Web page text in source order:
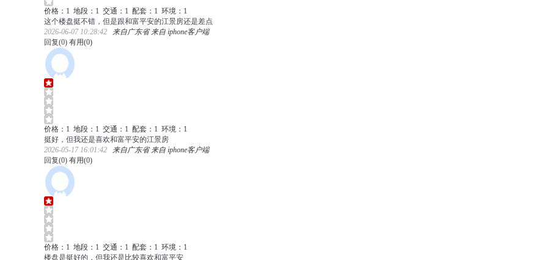
价格：1 地段：1 交通：1 配套：1 环境：1
这个楼盘挺不错，但是跟和富平安的江景房还是差点
2026-06-07 10:28:42
来自广东省 来自 iphone客户端
回复(0) 有用(0)
价格：1 地段：1 交通：1 配套：1 环境：1
挺好，但我还是喜欢和富平安的江景房
2026-05-17 16:01:42
来自广东省 来自 iphone客户端
回复(0) 有用(0)
价格：1 地段：1 交通：1 配套：1 环境：1
楼盘是挺好的，但我还是比较喜欢和富平安